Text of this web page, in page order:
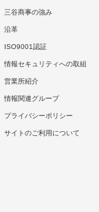
三谷商事の強み
沿革
ISO9001認証
情報セキュリティへの取組
営業所紹介
情報関連グループ
プライバシーポリシー
サイトのご利用について